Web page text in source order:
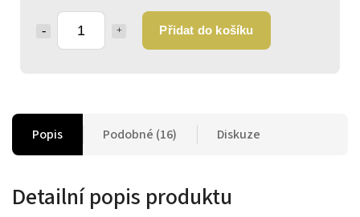
Přidat do košíku
Popis Podobné (16) Diskuze
Detailní popis produktu